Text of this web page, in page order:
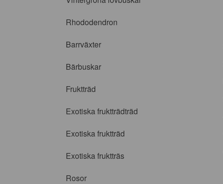
Rhododendron
Barrväxter
Bärbuskar
Fruktträd
Exotiska fruktträdträd
Exotiska fruktträd
Exotiska fruktträs
Rosor